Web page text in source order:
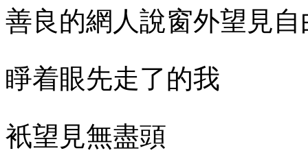
善良的網人說窗外望見
睜着眼先走了的我
衹望見無盡頭